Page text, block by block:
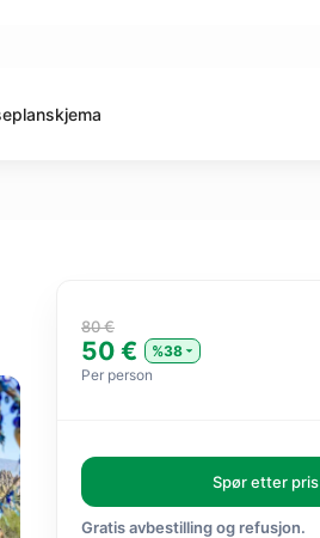
80 €
50 €
%38
Per person
Spør etter pris
Gratis avbestilling og refusjon.